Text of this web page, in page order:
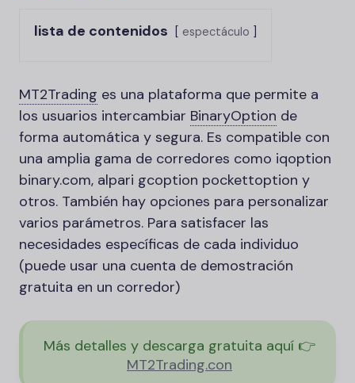
lista de contenidos espectáculo
MT2Trading es una plataforma que permite a
los usuarios intercambiar BinaryOption de
forma automática y segura. Es compatible con
una amplia gama de corredores como iqoption
binary.com, alpari gcoption pockettoption y
otros. También hay opciones para personalizar
varios parámetros. Para satisfacer las
necesidades específicas de cada individuo
(puede usar una cuenta de demostración
gratuita en un corredor)
Más detalles y descarga gratuita aquí 👉
MT2Trading.con